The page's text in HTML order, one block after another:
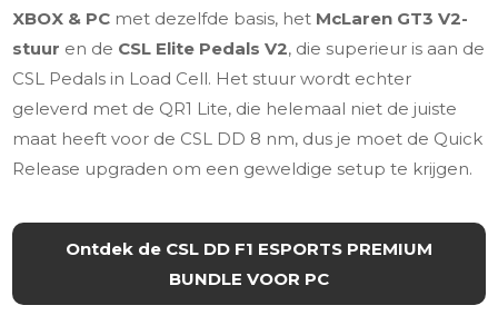
XBOX & PC met dezelfde basis, het McLaren GT3 V2-
stuur en de CSL Elite Pedals V2, die superieur is aan de
CSL Pedals in Load Cell. Het stuur wordt echter
geleverd met de QR1 Lite, die helemaal niet de juiste
maat heeft voor de CSL DD 8 nm, dus je moet de Quick
Release upgraden om een geweldige setup te krijgen.
Ontdek de CSL DD F1 ESPORTS PREMIUM
BUNDLE VOOR PC